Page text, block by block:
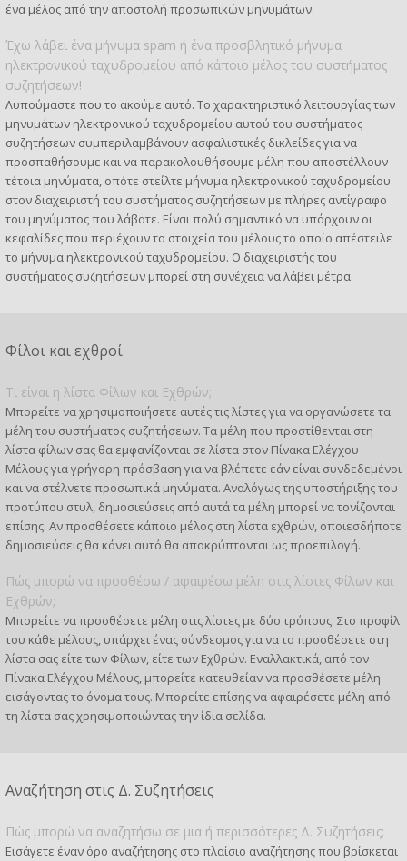
ένα μέλος από την αποστολή προσωπικών μηνυμάτων.
Έχω λάβει ένα μήνυμα spam ή ένα προσβλητικό μήνυμα
ηλεκτρονικού ταχυδρομείου από κάποιο μέλος του συστήματος
συζητήσεων!
Λυπούμαστε που το ακούμε αυτό. Το χαρακτηριστικό λειτουργίας των
μηνυμάτων ηλεκτρονικού ταχυδρομείου αυτού του συστήματος
συζητήσεων συμπεριλαμβάνουν ασφαλιστικές δικλείδες για να
προσπαθήσουμε και να παρακολουθήσουμε μέλη που αποστέλλουν
τέτοια μηνύματα, οπότε στείλτε μήνυμα ηλεκτρονικού ταχυδρομείου
στον διαχειριστή του συστήματος συζητήσεων με πλήρες αντίγραφο
του μηνύματος που λάβατε. Είναι πολύ σημαντικό να υπάρχουν οι
κεφαλίδες που περιέχουν τα στοιχεία του μέλους το οποίο απέστειλε
το μήνυμα ηλεκτρονικού ταχυδρομείου. Ο διαχειριστής του
συστήματος συζητήσεων μπορεί στη συνέχεια να λάβει μέτρα.
Φίλοι και εχθροί
Τι είναι η λίστα Φίλων και Εχθρών;
Μπορείτε να χρησιμοποιήσετε αυτές τις λίστες για να οργανώσετε τα
μέλη του συστήματος συζητήσεων. Τα μέλη που προστίθενται στη
λίστα φίλων σας θα εμφανίζονται σε λίστα στον Πίνακα Ελέγχου
Μέλους για γρήγορη πρόσβαση για να βλέπετε εάν είναι συνδεδεμένοι
και να στέλνετε προσωπικά μηνύματα. Αναλόγως της υποστήριξης του
προτύπου στυλ, δημοσιεύσεις από αυτά τα μέλη μπορεί να τονίζονται
επίσης. Αν προσθέσετε κάποιο μέλος στη λίστα εχθρών, οποιεσδήποτε
δημοσιεύσεις θα κάνει αυτό θα αποκρύπτονται ως προεπιλογή.
Πώς μπορώ να προσθέσω / αφαιρέσω μέλη στις λίστες Φίλων και
Εχθρών;
Μπορείτε να προσθέσετε μέλη στις λίστες με δύο τρόπους. Στο προφίλ
του κάθε μέλους, υπάρχει ένας σύνδεσμος για να το προσθέσετε στη
λίστα σας είτε των Φίλων, είτε των Εχθρών. Εναλλακτικά, από τον
Πίνακα Ελέγχου Μέλους, μπορείτε κατευθείαν να προσθέσετε μέλη
εισάγοντας το όνομα τους. Μπορείτε επίσης να αφαιρέσετε μέλη από
τη λίστα σας χρησιμοποιώντας την ίδια σελίδα.
Αναζήτηση στις Δ. Συζητήσεις
Πώς μπορώ να αναζητήσω σε μια ή περισσότερες Δ. Συζητήσεις;
Εισάγετε έναν όρο αναζήτησης στο πλαίσιο αναζήτησης που βρίσκεται